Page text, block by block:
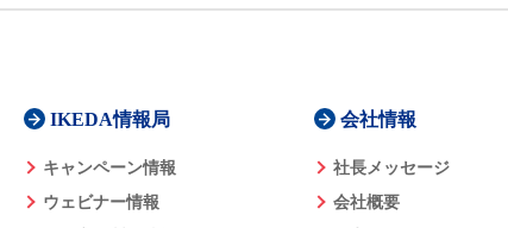
IKEDA情報局
キャンペーン情報
ウェビナー情報
会社情報
社長メッセージ
会社概要